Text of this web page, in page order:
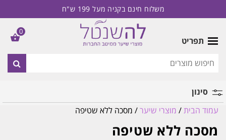
משלוח חינם בקניה מעל 199 ש"ח
תפריט
סינון
מותג
עמוד הבית/ מוצרי שיער/ מסכה ללא שטיפה
מסכה ללא שטיפה
0